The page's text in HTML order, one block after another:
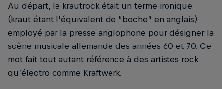
Au départ, le krautrock était un terme ironique
(kraut étant l’équivalent de “boche” en anglais)
employé par la presse anglophone pour désigner la
scène musicale allemande des années 60 et 70. Ce
mot fait tout autant référence à des artistes rock
qu’électro comme Kraftwerk.